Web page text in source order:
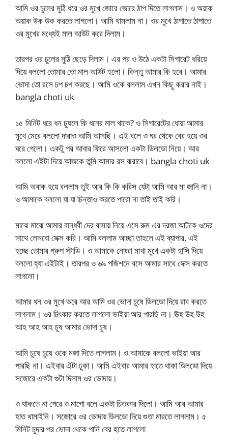
আমি ওর চুলের মুঠি ধরে ওর মুখে জোরে জোরে ঠাপ দিতে লাগলাম। ও অয়াক
অয়াক উক উক করতে লাগলো। আমি থামলাম না। ওর মুখে ঠাপাতে ঠাপাতে
ওর মুখের মধ্যেই মাল আউট করে দিলাম।
তারপর ওর চুলের মুঠি ছেড়ে দিলাম। এর পর ও উঠে একটা সিগারেট ধরিয়ে
দিয়ে বললো তোমার তো মাল আউট হলো। কিন্তু আমার কি হবে। আমার
ভোদা তো রসে চপ চপ করছে। আমি ওকে বললাম এখন কিছু করার নাই।
bangla choti uk
১৫ মিনিট ধরে ধন চুষলে কি ধনের মাল থাকে? ও সিগারেটের ধোয়া আমার
মুখে মেরে বললো দারাও আমি আসছি। এই বলে ও ঘর থেকে বের হয়ে ওর
ঘরে গেলো। একটু পর আবার ফিরে আসলো একটা ডিলডো নিয়ে। আর
বললো এইটা দিয়ে আজকে তুমি আমার রস ঝরাবে। bangla choti uk
আমি অবাক হয়ে বললাম তুই আর কি কি করিস যেটা আমি আর মা জানি না।
ও আমাকে বললো যা যা চিন্তাও করতে পারো না তাই তাই করি।
মাঝে মাঝে আমার বান্ধবী দের বাসায় নিয়ে এসে রুম এর দরজা আটকে ওদের
সাথে লেসবো সেক্স করি। আমি বললাম আচ্ছা তাহলে এই ব্যাপার, এই
হচ্ছে তোমার গ্রুপ স্টাডি। ও আমাকে নোংরা মাখা মুখে একটা হাসি দিয়ে
বললো হ্যা এইটাই। তারপর ও ৬৯ পজিশনে বসে আমার সাথে সেক্স করতে
লাগলো।
আমার ধন ওর মুখে ভরে আর আমি ওর ভোদা চুষে ডিলডো দিয়ে রাব করতে
লাগলাম। ওর চিৎকার করতে লাগলো ভাইয়া আর পারছি না। ঊহ উহ উহ
আহ আহ আহ চুষ আমার ভোদা চুষ।
আমি চুষে চুষে ওকে মজা দিতে লাগলাম। ও আমাকে বললো ভাইয়া আর
পারছি না। এইবার ঐটা ঢুকা। আমি এইবার আমার হাতে থাকা ডিলডো দিয়ে
সজোরে একটা গুটা দিলাম ওর ভোদায়।
ও থাকতে না পেরে ও মাগো বলে একটা চিতকার দিলো। আমি আর আমার
হাত থামাইনি। সজোরে ওর ভোদায় ডিলডো দিয়ে গুতা মারতে লাগলাম। ৫
মিনিট চুদার পর ভোদা থেকে পানি বের হতে লাগলো